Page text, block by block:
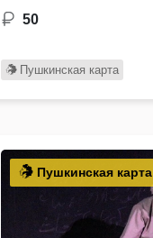
гимнастик, …
50
Пушкинская карта
Пушкинская карта